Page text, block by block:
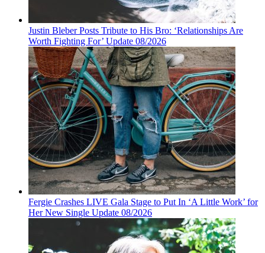
Justin Bleber Posts Tribute to His Bro: ‘Relationships Are
Worth Fighting For’ Update 08/2026
Fergie Crashes LIVE Gala Stage to Put In ‘A Little Work’ for
Her New Single Update 08/2026